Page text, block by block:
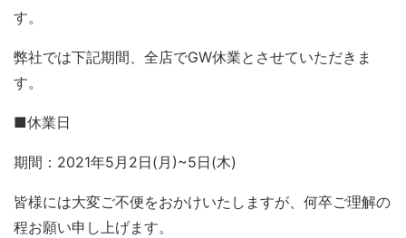
す。
弊社では下記期間、全店でGW休業とさせていただきま
す。
■休業日
期間：2021年5月2日(月)~5日(木)
皆様には大変ご不便をおかけいたしますが、何卒ご理解の
程お願い申し上げます。